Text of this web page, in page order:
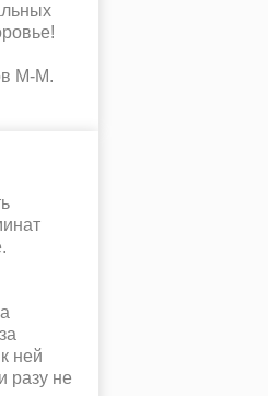
М-М.
ней
разу не